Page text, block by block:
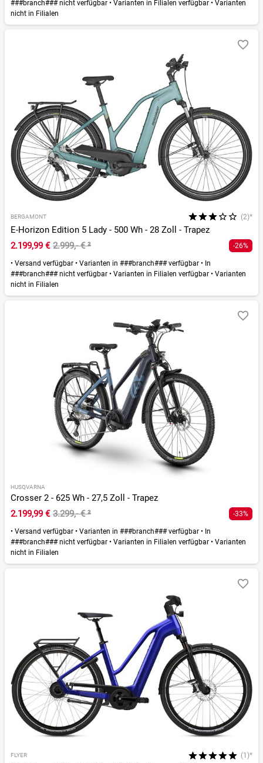
###branch### nicht verfügbar • Varianten in Filialen verfügbar • Varianten
nicht in Filialen
BERGAMONT (2)*
E-Horizon Edition 5 Lady - 500 Wh - 28 Zoll - Trapez
2.199,99 € 2.999,- €² -26%
• Versand verfügbar • Varianten in ###branch### verfügbar • In
###branch### nicht verfügbar • Varianten in Filialen verfügbar • Varianten
nicht in Filialen
HUSQVARNA
Crosser 2 - 625 Wh - 27,5 Zoll - Trapez
2.199,99 € 3.299,- €² -33%
• Versand verfügbar • Varianten in ###branch### verfügbar • In
###branch### nicht verfügbar • Varianten in Filialen verfügbar • Varianten
nicht in Filialen
FLYER (1)*